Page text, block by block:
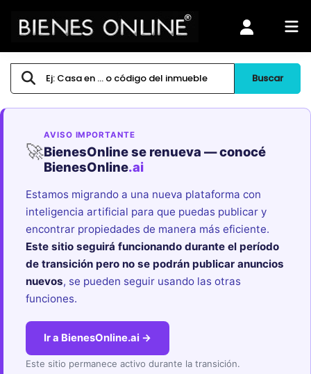
Buscar
🚀
AVISO IMPORTANTE
BienesOnline se renueva — conocé
BienesOnline.ai
Estamos migrando a una nueva plataforma con
inteligencia artificial para que puedas publicar y
encontrar propiedades de manera más eficiente.
Este sitio seguirá funcionando durante el período
de transición pero no se podrán publicar anuncios
nuevos, se pueden seguir usando las otras
funciones.
Ir a BienesOnline.ai →
Este sitio permanece activo durante la transición.